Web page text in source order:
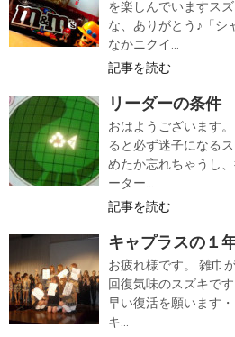
を楽しんでいますス
な、ありがとう♪「シ
なかニクイ...
記事を読む
リーダーの条件
おはようございます
ると必ず迷子になる
めたか忘れちゃうし
ーター...
記事を読む
キャプラスの１
お疲れ様です。 雑巾
回復気味のスズキで
早い復活を願います
キ...